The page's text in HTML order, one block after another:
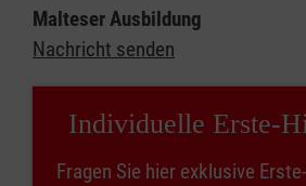
Malteser Ausbildung
Nachricht senden
Individuelle Erste-
Fragen Sie hier exklusive